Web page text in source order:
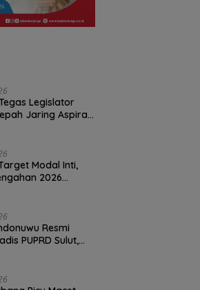
Legislator
Jaring Aspirasi
Modal Inti,
2026
Resmi
PUPRD Sulut,